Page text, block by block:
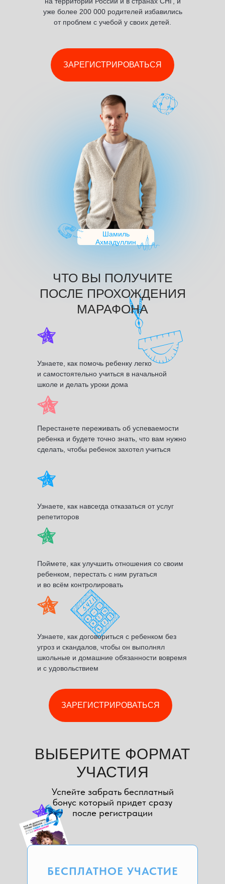
уже более 200 000 родителей избавились
от проблем с учебой у своих детей.
ЗАРЕГИСТРИРОВАТЬСЯ
Шамиль
Ахмадуллин
Узнаете, как помочь ребенку легко
и самостоятельно учиться в начальной
школе и делать уроки дома
Перестанете переживать об успеваемости
ребенка и будете точно знать, что вам нужно
сделать, чтобы ребенок захотел учиться
Поймете, как улучшить отношения со своим
ребенком, перестать с ним ругаться
и во всём контролировать
ЧТО ВЫ ПОЛУЧИТЕ
ПОСЛЕ ПРОХОЖДЕНИЯ
МАРАФОНА
Узнаете, как договориться с ребенком без
угроз и скандалов, чтобы он выполнял
школьные и домашние обязанности вовремя
и с удовольствием
Узнаете, как навсегда отказаться от услуг
репетиторов
ЗАРЕГИСТРИРОВАТЬСЯ
Успейте забрать бесплатный
бонус который придет сразу
после регистрации
ВЫБЕРИТЕ ФОРМАТ
УЧАСТИЯ
БЕСПЛАТНОЕ УЧАСТИЕ